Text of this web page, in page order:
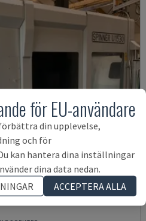
för EU-användare
din upplevelse,
och för
kan hantera dina inställningar
dina data nedan.
ACCEPTERA ALLA